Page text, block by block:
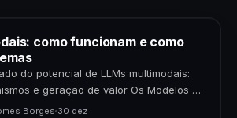
como funcionam e como
do potencial de LLMs multimodais:
e geração de valor Os Modelos de
Porte (LLMs) multimodais
Borges 30 dez